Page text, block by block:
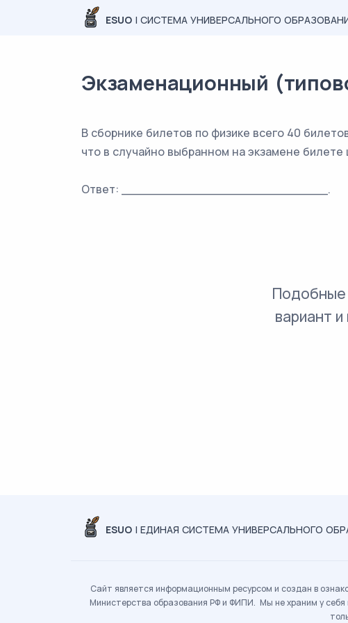
ESUO | СИСТЕМА УНИВЕРСАЛЬНОГО
Экзаменационный
В сборнике билетов по физике всего 40
что в случайно выбранном на экзамене
Ответ: ___________________________.
Подобные
вариант
ESUO | ЕДИНАЯ СИСТЕМА УНИВЕРСАЛЬНОГО
Сайт является информационным ресурсом и создан в
Министерства образования РФ и ФИПИ. Мы не храним у